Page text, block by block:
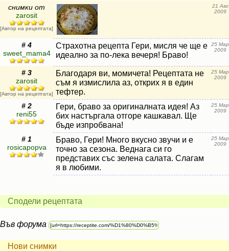
снимки от
zarosit
[Автор на рецептата]
21 Авг
2009
# 4
sweet_mama4
Страхотна рецепта Гери, мисля че ще е
идеално за по-лека вечеря! Браво!
25 Мар
2009
# 3
zarosit
[Автор на рецептата]
Благодаря ви, момичета! Рецептата не
съм я измислила аз, открих я в един
тефтер.
25 Мар
2009
# 2
reni55
Гери, браво за оригиналната идея! Аз
бих настъргала отгоре кашкавал. Ще
бъде изпробвана!
25 Мар
2009
# 1
rosicapopva
Браво, Гери! Много вкусно звучи и е
точно за сезона. Веднага си го
представих със зелена салата. Слагам
я в любими.
25 Мар
2009
Сподели рецептата
Във форума
Нови снимки